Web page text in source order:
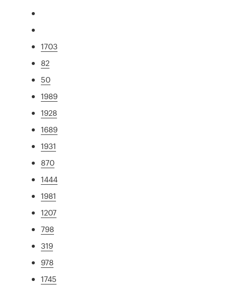
1703
82
50
1989
1928
1689
1931
870
1444
1981
1207
798
319
978
1745